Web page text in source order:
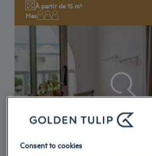
À partir de 15 m²
Max
Consent to cookies